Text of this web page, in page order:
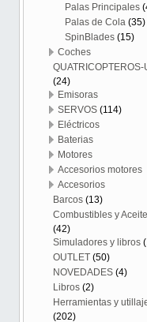
Palas Principales
Palas de Cola (35)
SpinBlades (15)
Coches
QUATRICOPTEROS-
(24)
Emisoras
SERVOS (114)
Eléctricos
Baterias
Motores
Accesorios motores
Accesorios
Barcos (13)
Combustibles y
(42)
Simuladores y libros
OUTLET (50)
NOVEDADES (4)
Libros (2)
Herramientas y
(202)